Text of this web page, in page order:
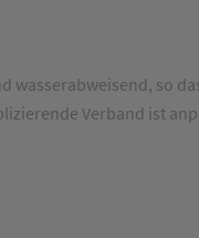
wasserabweisend, so
Verband ist